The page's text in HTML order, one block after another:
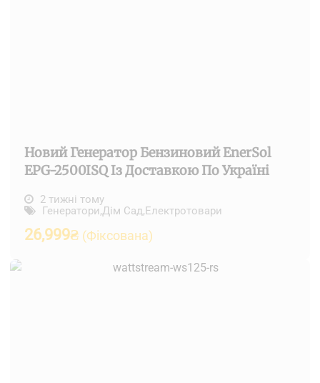
Новий Генератор Бензиновий EnerSol
EPG-2500ISQ Із Доставкою По Україні
2 тижні тому
Генератори,Дім Сад,Електротовари
26,999₴ (Фіксована)